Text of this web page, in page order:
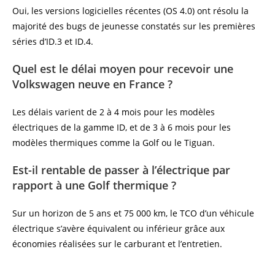
Oui, les versions logicielles récentes (OS 4.0) ont résolu la
majorité des bugs de jeunesse constatés sur les premières
séries d’ID.3 et ID.4.
Quel est le délai moyen pour recevoir une
Volkswagen neuve en France ?
Les délais varient de 2 à 4 mois pour les modèles
électriques de la gamme ID, et de 3 à 6 mois pour les
modèles thermiques comme la Golf ou le Tiguan.
Est-il rentable de passer à l’électrique par
rapport à une Golf thermique ?
Sur un horizon de 5 ans et 75 000 km, le TCO d’un véhicule
électrique s’avère équivalent ou inférieur grâce aux
économies réalisées sur le carburant et l’entretien.